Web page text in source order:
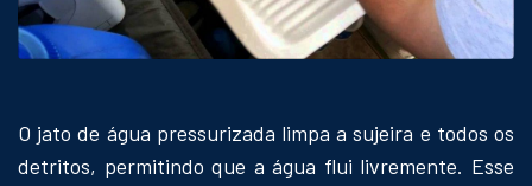
O jato de água pressurizada limpa a sujeira e todos os
detritos, permitindo que a água flui livremente. Esse